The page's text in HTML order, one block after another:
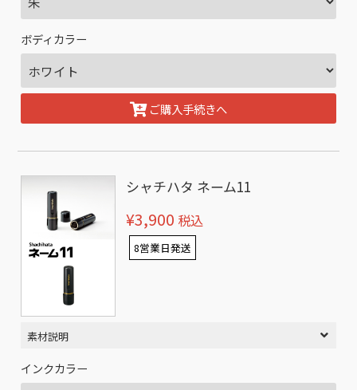
ボディカラー
ご購入手続きへ
シャチハタ ネーム11
¥3,900 税込
8営業日発送
素材説明
インクカラー